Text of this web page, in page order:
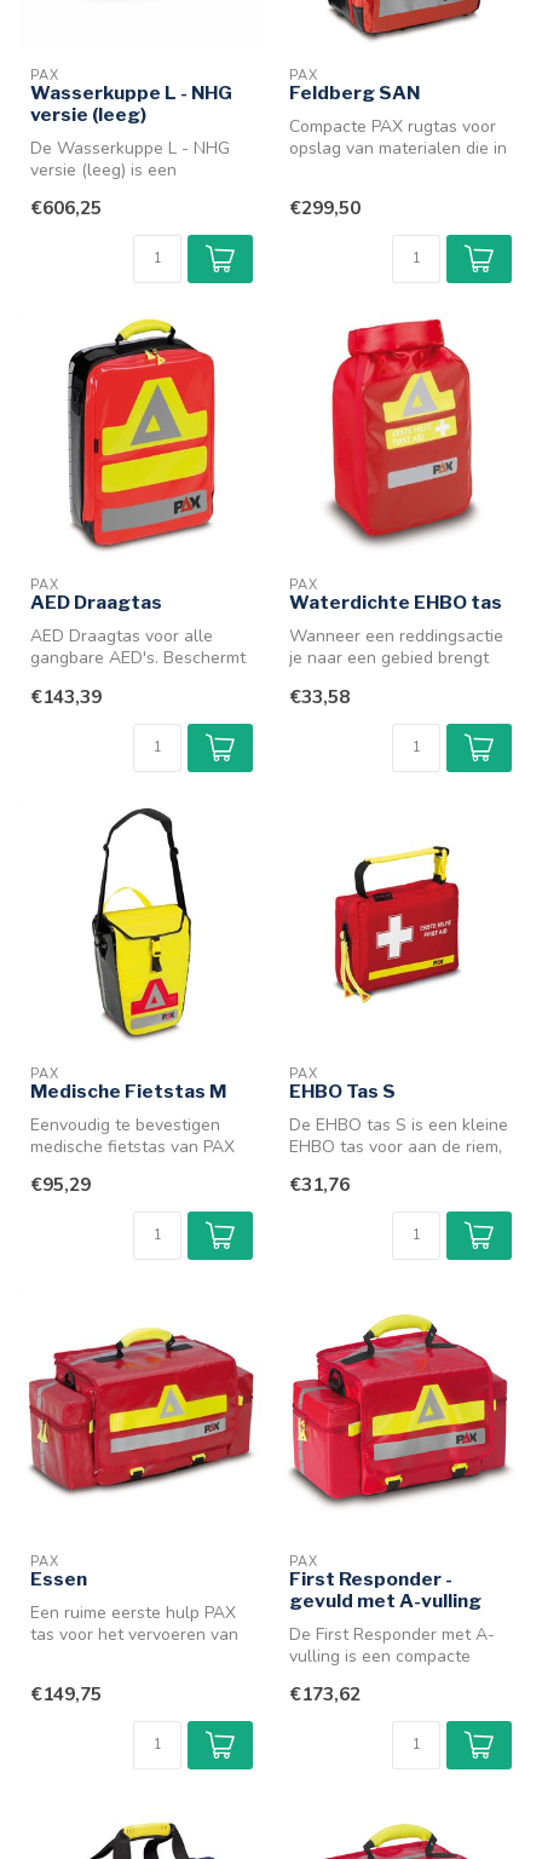
PAX
Wasserkuppe L - NHG
versie (leeg)
De Wasserkuppe L - NHG
versie (leeg) is een
rugtas uit het...
€606,25
PAX
Feldberg SAN
Compacte PAX rugtas voor
opslag van materialen die in
€299,50
PAX
AED Draagtas
AED Draagtas voor alle
gangbare AED's. Beschermt
verwijde...
€143,39
PAX
Waterdichte EHBO tas
Wanneer een reddingsactie
je naar een gebied brengt
b...
€33,58
PAX
Medische Fietstas M
Eenvoudig te bevestigen
medische fietstas van PAX
biedt ru...
€95,29
PAX
EHBO Tas S
De EHBO tas S is een kleine
EHBO tas voor aan de riem,
€31,76
PAX
Essen
Een ruime eerste hulp PAX
tas voor het vervoeren van
€149,75
PAX
First Responder -
gevuld met A-vulling
De First Responder met A-
vulling is een compacte
ve...
€173,62